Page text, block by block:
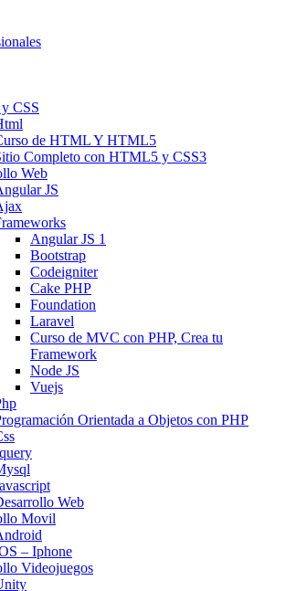
CSS
de HTML Y HTML5
Completo con HTML5 y CSS3
Web
JS
Angular JS 1
Bootstrap
Codeigniter
Cake PHP
Foundation
Laravel
Curso de MVC con PHP, Crea tu
Framework
Node JS
Vuejs
Orientada a Objetos con PHP
Web
Movil
– Iphone
Videojuegos